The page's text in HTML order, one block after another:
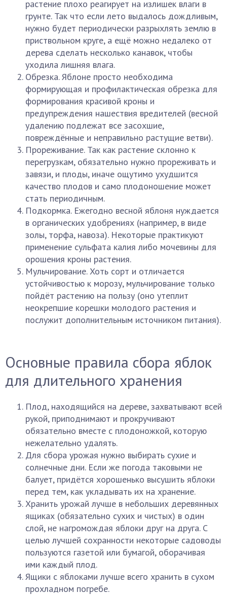
растение плохо реагирует на излишек влаги в
грунте. Так что если лето выдалось дождливым,
нужно будет периодически разрыхлять землю в
приствольном круге, а ещё можно недалеко от
дерева сделать несколько канавок, чтобы
уходила лишняя влага.
Обрезка. Яблоне просто необходима
формирующая и профилактическая обрезка для
формирования красивой кроны и
предупреждения нашествия вредителей (весной
удалению подлежат все засохшие,
повреждённые и неправильно растущие ветви).
Прореживание. Так как растение склонно к
перегрузкам, обязательно нужно прореживать и
завязи, и плоды, иначе ощутимо ухудшится
качество плодов и само плодоношение может
стать периодичным.
Подкормка. Ежегодно весной яблоня нуждается
в органических удобрениях (например, в виде
золы, торфа, навоза). Некоторые практикуют
применение сульфата калия либо мочевины для
орошения кроны растения.
Мульчирование. Хоть сорт и отличается
устойчивостью к морозу, мульчирование только
пойдёт растению на пользу (оно утеплит
неокрепшие корешки молодого растения и
послужит дополнительным источником питания).
Основные правила сбора яблок
для длительного хранения
Плод, находящийся на дереве, захватывают всей
рукой, приподнимают и прокручивают
обязательно вместе с плодоножкой, которую
нежелательно удалять.
Для сбора урожая нужно выбирать сухие и
солнечные дни. Если же погода таковыми не
балует, придётся хорошенько высушить яблоки
перед тем, как укладывать их на хранение.
Хранить урожай лучше в небольших деревянных
ящиках (обязательно сухих и чистых) в один
слой, не нагромождая яблоки друг на друга. С
целью лучшей сохранности некоторые садоводы
пользуются газетой или бумагой, оборачивая
ими каждый плод.
Ящики с яблоками лучше всего хранить в сухом
прохладном погребе.